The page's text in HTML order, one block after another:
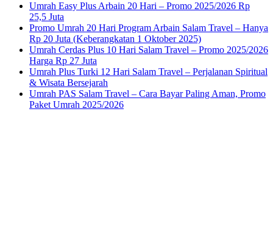
Umrah Easy Plus Arbain 20 Hari – Promo 2025/2026 Rp
25,5 Juta
Promo Umrah 20 Hari Program Arbain Salam Travel – Hanya
Rp 20 Juta (Keberangkatan 1 Oktober 2025)
Umrah Cerdas Plus 10 Hari Salam Travel – Promo 2025/2026
Harga Rp 27 Juta
Umrah Plus Turki 12 Hari Salam Travel – Perjalanan Spiritual
& Wisata Bersejarah
Umrah PAS Salam Travel – Cara Bayar Paling Aman, Promo
Paket Umrah 2025/2026